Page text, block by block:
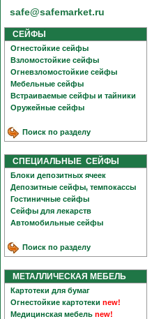
safe@safemarket.ru
СЕЙФЫ
Огнестойкие сейфы
Взломостойкие сейфы
Огневзломостойкие сейфы
Мебельные сейфы
Встраиваемые сейфы и тайники
Оружейные сейфы
Поиск по разделу
СПЕЦИАЛЬНЫЕ СЕЙФЫ
Блоки депозитных ячеек
Депозитные сейфы, темпокассы
Гостиничные сейфы
Сейфы для лекарств
Автомобильные сейфы
Поиск по разделу
МЕТАЛЛИЧЕСКАЯ МЕБЕЛЬ
Картотеки для бумаг
Огнестойкие картотеки new!
Медицинская мебель new!